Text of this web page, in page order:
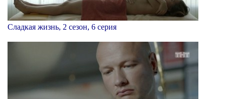
Сладкая жизнь, 2 сезон, 6 серия